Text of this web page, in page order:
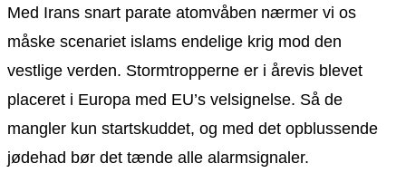
Med Irans snart parate atomvåben nærmer vi os
måske scenariet islams endelige krig mod den
vestlige verden. Stormtropperne er i årevis blevet
placeret i Europa med EU’s velsignelse. Så de
mangler kun startskuddet, og med det opblussende
jødehad bør det tænde alle alarmsignaler.